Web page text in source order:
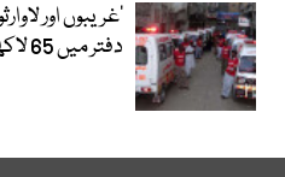
’غریبوں اور
دفتر میں 65 لاکھ روپے کی ڈکیتی